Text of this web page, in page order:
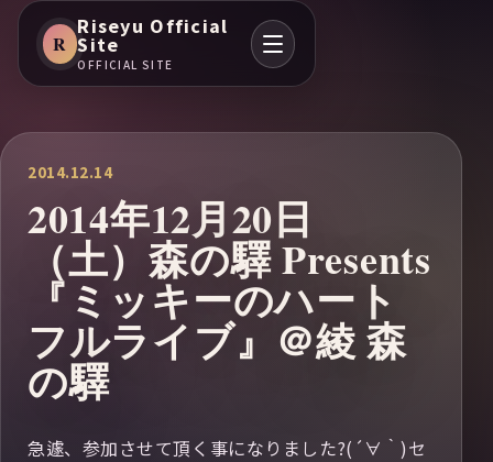
R
Riseyu Official
Site
OFFICIAL SITE
2014.12.14
2014年12月20日
（土）森の驛 Presents
『ミッキーのハート
フルライブ』＠綾 森
の驛
急遽、参加させて頂く事になりました?(´∀｀)セ